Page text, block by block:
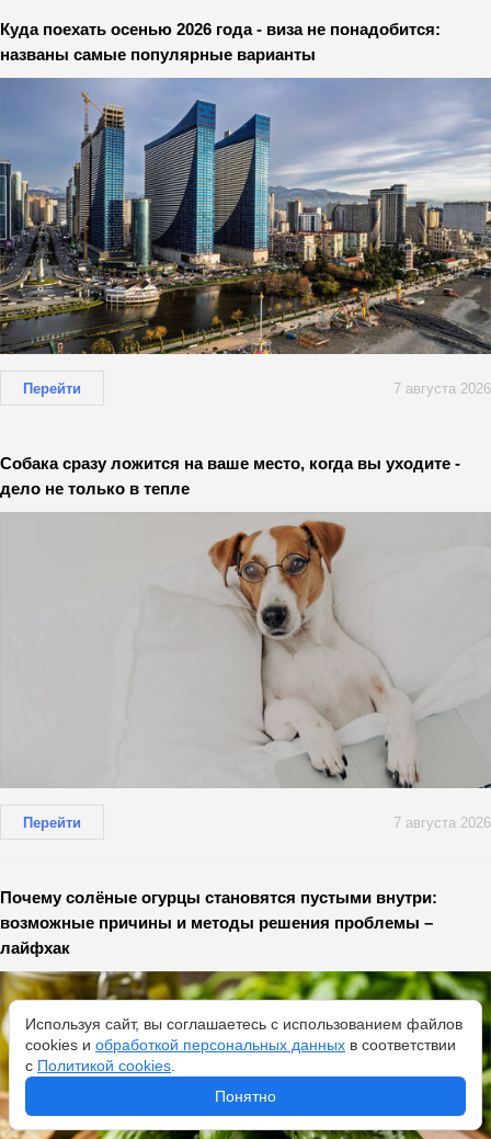
Куда поехать осенью 2026 года - виза не понадобится:
названы самые популярные варианты
Перейти 7 августа 2026
Собака сразу ложится на ваше место, когда вы уходите -
дело не только в тепле
Перейти 7 августа 2026
Почему солёные огурцы становятся пустыми внутри:
возможные причины и методы решения проблемы –
лайфхак
Используя сайт, вы соглашаетесь с использованием файлов
cookies и обработкой персональных данных в соответствии
с Политикой cookies
Понятно